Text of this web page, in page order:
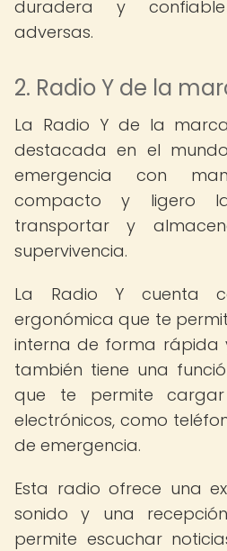
duradera y
adversas.
2. Radio Y de la
La Radio Y de la
destacada en el
emergencia con
compacto y ligero
transportar y
supervivencia.
La Radio Y cuenta
ergonómica que te
interna de forma rápida
también tiene una
que te permite cargar
electrónicos, como
de emergencia.
Esta radio ofrece una
sonido y una
permite escuchar